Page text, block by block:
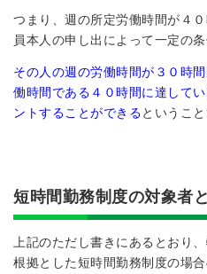
つまり、週の所定労働時間が４
員本人の申し出によって一定の
その人の週の労働時間が３０時
働時間である４０時間に達して
ントすることができるということ
短時間勤務制度の対象者
上記のただし書きにあるとおり
根拠とした短時間勤務制度の場合